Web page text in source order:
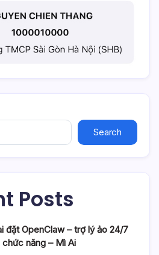
Search
Posts
đặt OpenClaw – trợ lý ảo 24/7
năng – Mì Ai